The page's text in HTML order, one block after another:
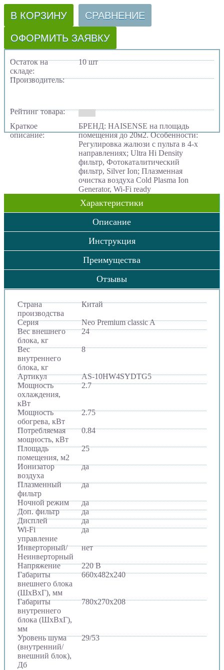
В КОРЗИНУ СРАВНЕНИЕ
ОФОРМИТЬ ЗАЯВКУ
Остаток на
складе:
10 шт
Производитель:
Рейтинг товара:
Краткое
описание:
БРЕНД: HAISENSE на площадь
помещения до 20м2. Особенности:
Регулировка жалюзи с пульта в 4-х
направлениях; Ultra Hi Density
фильтр, Фотокаталитический
фильтр, Silver Ion; Плазменная
очистка воздуха Cold Plasma Ion
Generator, Wi-Fi ready
Характеристики
Описание
Инструкция
Преимущества
Отзывы
Страна
производства
Китай
Серия
Neo Premium classic A
Вес внешнего
блока, кг
24
Вес
внутреннего
блока, кг
8
Артикул
AS-10HW4SYDTG5
Мощность
охлаждения,
кВт
2.7
Мощность
обогрева, кВт
2.75
Потребляемая
мощность, кВт
0.84
Площадь
помещения, м2
25
Ионизатор
воздуха
да
Плазменный
фильтр
да
Ночной режим
да
Доп. фильтр
да
Дисплей
да
Wi-Fi
управление
да
Инверторный/
Неинверторный
нет
Напряжение
220 В
Габариты
внешнего блока
(ШхВхГ), мм
660х482х240
Габариты
внутреннего
блока (ШхВхГ),
мм
780х270х208
Уровень шума
(внутренний/
внешний блок),
Дб
29/53